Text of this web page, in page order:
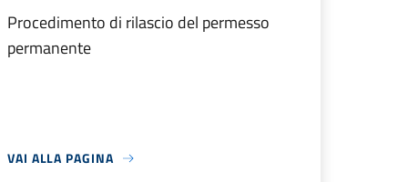
Procedimento di rilascio del permesso
permanente
VAI ALLA PAGINA